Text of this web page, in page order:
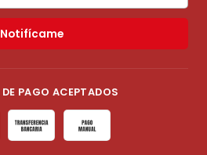
Notifícame
PAGO ACEPTADOS